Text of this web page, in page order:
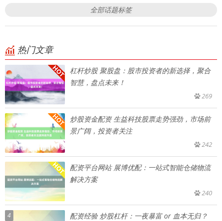
全部话题标签
热门文章
杠杆炒股 聚股盘：股市投资者的新选择，聚合
智慧，盘点未来！
269
炒股资金配资 生益科技股票走势强劲，市场前
景广阔，投资者关注
242
配资平台网站 展博优配：一站式智能仓储物流
解决方案
240
4 配资经验 炒股杠杆：一夜暴富 or 血本无归？